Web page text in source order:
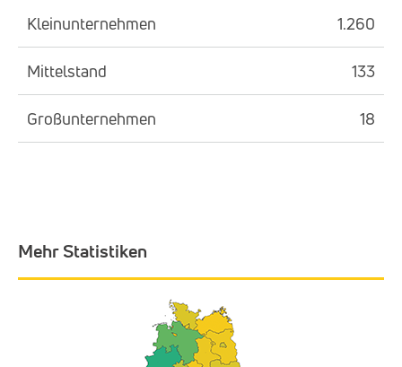
Kleinunternehmen 1.260
Mittelstand 133
Großunternehmen 18
Mehr Statistiken